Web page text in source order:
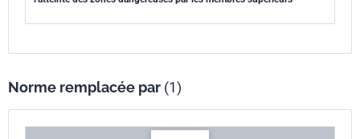
Norme remplacée par (1)